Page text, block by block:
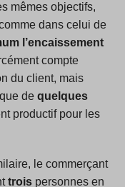
mêmes objectifs,
dans celui de
l’encaissement
compte
du client, mais
de quelques
productif pour les
le commerçant
trois personnes en